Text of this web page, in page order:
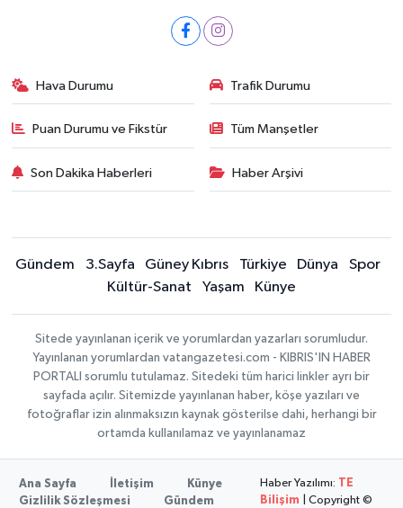
Hava Durumu Trafik Durumu
Puan Durumu ve Fikstür Tüm Manşetler
Son Dakika Haberleri Haber Arşivi
Gündem 3.Sayfa Güney Kıbrıs Türkiye Dünya
Spor
Kültür-Sanat
Yaşam Künye
Sitede yayınlanan içerik ve yorumlardan yazarları sorumludur.
Yayınlanan yorumlardan vatangazetesi.com - KIBRIS'IN HABER
PORTALI sorumlu tutulamaz. Sitedeki tüm harici linkler ayrı bir
sayfada açılır. Sitemizde yayınlanan haber, köşe yazıları ve
fotoğraflar izin alınmaksızın kaynak gösterilse dahi, herhangi bir
ortamda kullanılamaz ve yayınlanamaz
Ana Sayfa İletişim
Künye
Gizlilik Sözleşmesi
Gündem
Haber Yazılımı: TE
Bilişim | Copyright ©